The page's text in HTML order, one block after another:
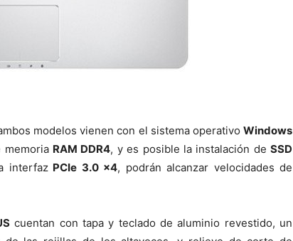
modelos vienen con el sistema operativo Windows
RAM DDR4, y es posible la instalación de SSD
interfazPCIe 3.0 x4, podrán alcanzar velocidades de
cuentan con tapa y teclado de aluminio revestido, un